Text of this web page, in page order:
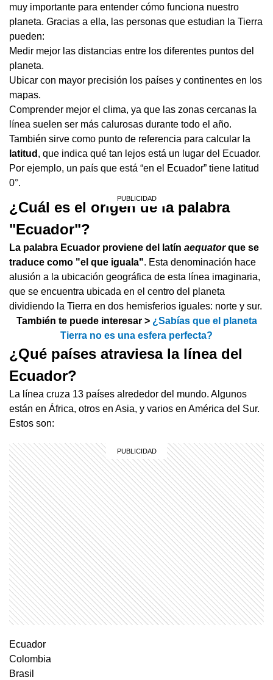
muy importante para entender cómo funciona nuestro
planeta. Gracias a ella, las personas que estudian la Tierra
pueden:
Medir mejor las distancias entre los diferentes puntos del
planeta.
Ubicar con mayor precisión los países y continentes en los
mapas.
Comprender mejor el clima, ya que las zonas cercanas la
línea suelen ser más calurosas durante todo el año.
También sirve como punto de referencia para calcular la
latitud , que indica qué tan lejos está un lugar del Ecuador.
Por ejemplo, un país que está “en el Ecuador” tiene latitud
0°.
¿Cuál es el origen de la palabra
"Ecuador"?
La palabra Ecuador proviene del latín aequatorque se
traduce como "el que iguala". Esta denominación hace
alusión a la ubicación geográfica de esta línea imaginaria,
que se encuentra ubicada en el centro del planeta
dividiendo la Tierra en dos hemisferios iguales: norte y sur.
También te puede interesar > ¿Sabías que el planeta
Tierra no es una esfera perfecta?
¿Qué países atraviesa la línea del
Ecuador?
La línea cruza 13 países alrededor del mundo. Algunos
están en África, otros en Asia, y varios en América del Sur.
Estos son:
Ecuador
Colombia
Brasil